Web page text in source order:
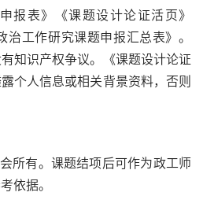
报表》《课题设计论证活页》
治工作研究课题申报汇总表》。
知识产权争议。《课题设计论证
个人信息或相关背景资料，否则
所有。课题结项后可作为政工师
依据。